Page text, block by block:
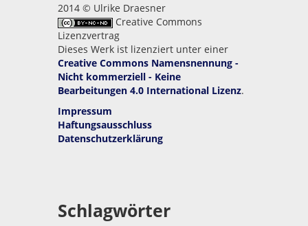
2014 © Ulrike Draesner
Creative Commons
Lizenzvertrag
Dieses Werk ist lizenziert unter einer
Creative Commons Namensnennung -
Nicht kommerziell - Keine
Bearbeitungen 4.0 International Lizenz.
Impressum
Haftungsausschluss
Datenschutzerklärung
Schlagwörter